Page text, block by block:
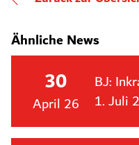
Ähnliche News
30
April 26
BJ:
1. Juli